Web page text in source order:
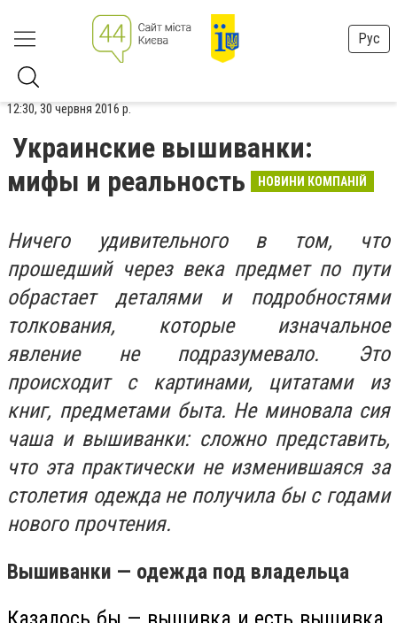
Рус
12:30, 30 червня 2016 р.
Украинские вышиванки:
мифы и реальность
НОВИНИ КОМПАНІЙ
Ничего удивительного в том, что
прошедший через века предмет по пути
обрастает деталями и подробностями
толкования, которые изначальное
явление не подразумевало. Это
происходит с картинами, цитатами из
книг, предметами быта. Не миновала сия
чаша и вышиванки: сложно представить,
что эта практически не изменившаяся за
столетия одежда не получила бы с годами
нового прочтения.
Вышиванки — одежда под владельца